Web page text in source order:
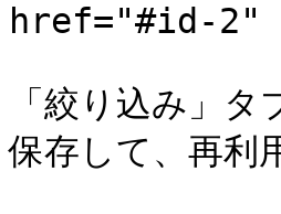
href="#id-2"
「絞り込み」
保存して、再利